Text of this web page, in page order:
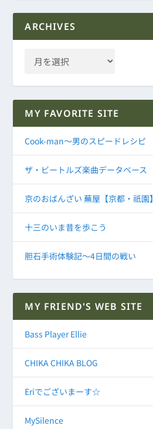
ARCHIVES
MY FAVORITE SITE
Cook-man～男のスピードレシピ
ザ・ビートルズ楽曲データベース
京のおばんざい 蕪屋【京都・祇園】
十三のいま昔を歩こう
胆石手術体験記～4日間の戦い
MY FRIEND'S WEB SITE
Bass Player Ellie
CHIKA CHIKA BLOG
Eriでございまーす☆
MySilence